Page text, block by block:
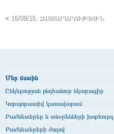
16/09/15, ՀԱՅՏԱՐԱՐՈՒԹՅՈՒՆ
Մեր մասին
Ընկերության ընդհանուր նկարագիր
Կորպորատիվ կառավարում
Բաժնետերեր և տնօրենների խորհուրդ
Բաժնետերերի ժողով